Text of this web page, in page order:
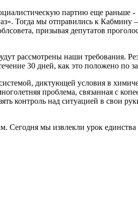
партию еще раньше -
Тогда мы отправились к
призывая депутатов
рассмотрены наши требования.
30 дней, как это положено по
диктующей условия в
проблема, связанная с
контроль над ситуацией в свои
мы извлекли урок